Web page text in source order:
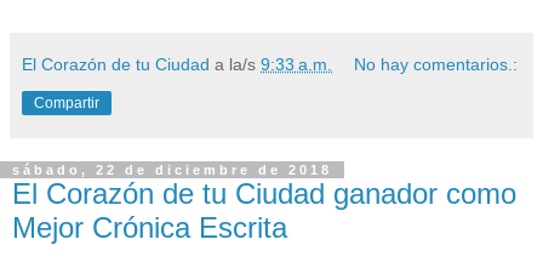
El Corazón de tu Ciudad a la/s 9:33 a.m. No hay comentarios.:
Compartir
sábado, 22 de diciembre de 2018
El Corazón de tu Ciudad ganador como
Mejor Crónica Escrita